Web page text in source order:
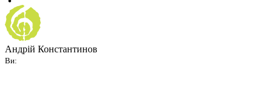
Андрій Константинов
Ви: